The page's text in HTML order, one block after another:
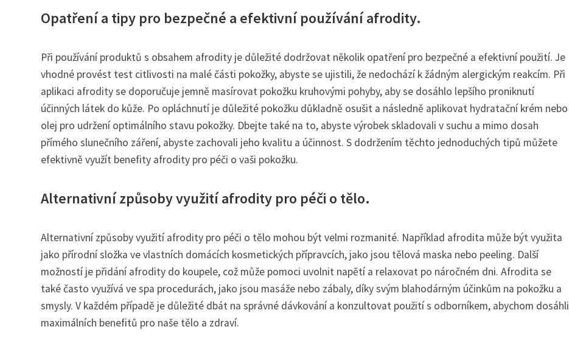
Opatření a tipy pro bezpečné a efektivní používání afrodity.
Při používání produktů s obsahem afrodity je důležité dodržovat několik opatření pro bezpečné a efektivní použití. Je
vhodné provést test citlivosti na malé části pokožky, abyste se ujistili, že nedochází k žádným alergickým reakcím. Při
aplikaci afrodity se doporučuje jemně masírovat pokožku kruhovými pohyby, aby se dosáhlo lepšího proniknutí
účinných látek do kůže. Po opláchnutí je důležité pokožku důkladně osušit a následně aplikovat hydratační krém nebo
olej pro udržení optimálního stavu pokožky. Dbejte také na to, abyste výrobek skladovali v suchu a mimo dosah
přímého slunečního záření, abyste zachovali jeho kvalitu a účinnost. S dodržením těchto jednoduchých tipů můžete
efektivně využít benefity afrodity pro péči o vaši pokožku.
Alternativní způsoby využití afrodity pro péči o tělo.
Alternativní způsoby využití afrodity pro péči o tělo mohou být velmi rozmanité. Například afrodita může být využita
jako přírodní složka ve vlastních domácích kosmetických přípravcích, jako jsou tělová maska nebo peeling. Další
možností je přidání afrodity do koupele, což může pomoci uvolnit napětí a relaxovat po náročném dni. Afrodita se
také často využívá ve spa procedurách, jako jsou masáže nebo zábaly, díky svým blahodárným účinkům na pokožku a
smysly. V každém případě je důležité dbát na správné dávkování a konzultovat použití s odborníkem, abychom dosáhli
maximálních benefitů pro naše tělo a zdraví.